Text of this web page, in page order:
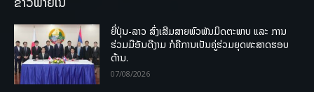
ຍີ່ປຸ່ນ-ລາວ ສົ່ງເສີມສາຍພົວພັນມິດຕະພາບ ແລະ ການ
ຮ່ວມມືອັນດີງາມ ກໍຄືການເປັນຄູ່ຮ່ວມຍຸດທະສາດຮອບ
ດ້ານ.
07/08/2026